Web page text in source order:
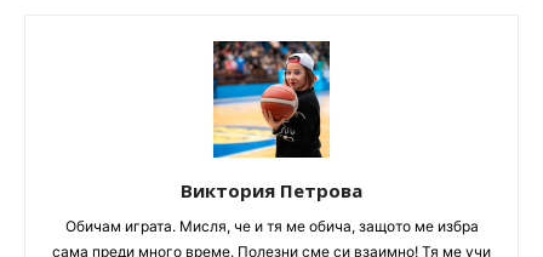
Виктория Петрова
Обичам играта. Мисля, че и тя ме обича, защото ме избра
сама преди много време. Полезни сме си взаимно! Тя ме учи